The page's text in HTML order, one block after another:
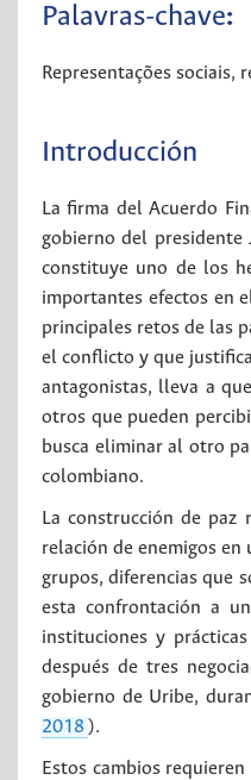
Palavras-chave:
Representações sociais,
Introducción
La firma del Acuerdo
gobierno del presidente
constituye uno de los
importantes efectos en
principales retos de las
el conflicto y que
antagonistas, lleva a
otros que pueden
busca eliminar al otro
colombiano.
La construcción de
relación de enemigos
grupos, diferencias que
esta confrontación a
instituciones y
después de tres
gobierno de Uribe,
2018 ).
Estos cambios